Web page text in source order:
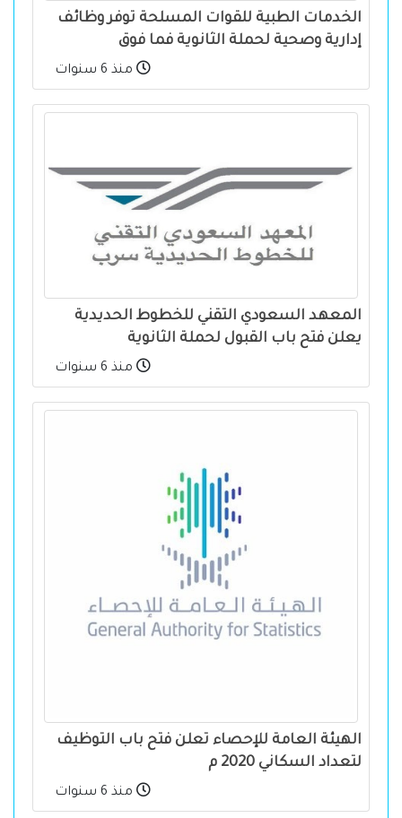
الخدمات الطبية للقوات المسلحة توفر وظائف
إدارية وصحية لحملة الثانوية فما فوق
منذ 6 سنوات
المعهد السعودي التقني للخطوط الحديدية
يعلن فتح باب القبول لحملة الثانوية
منذ 6 سنوات
الهيئة العامة للإحصاء تعلن فتح باب التوظيف
لتعداد السكاني 2020 م
منذ 6 سنوات